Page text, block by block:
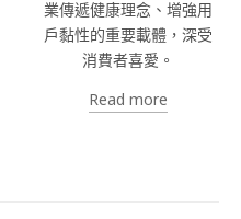
業傳遞健康理念、增強用
戶黏性的重要載體，深受
消費者喜愛。
Read more